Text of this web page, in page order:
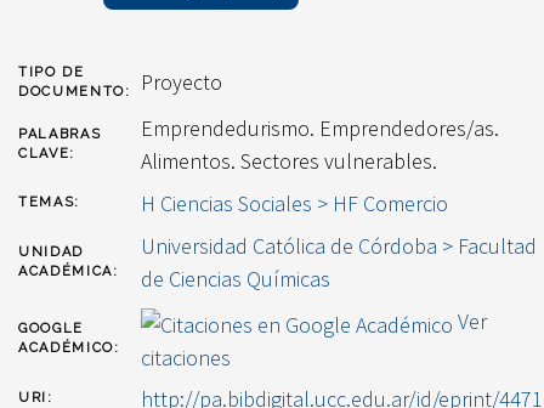
TIPO DE
DOCUMENTO:
Proyecto
PALABRAS
CLAVE:
Emprendedurismo. Emprendedores/as.
Alimentos. Sectores vulnerables.
TEMAS: H Ciencias Sociales > HF Comercio
UNIDAD
ACADÉMICA:
Universidad Católica de Córdoba > Facultad
de Ciencias Químicas
GOOGLE
ACADÉMICO:
Ver
citaciones
URI: http://pa.bibdigital.ucc.edu.ar/id/eprint/4471